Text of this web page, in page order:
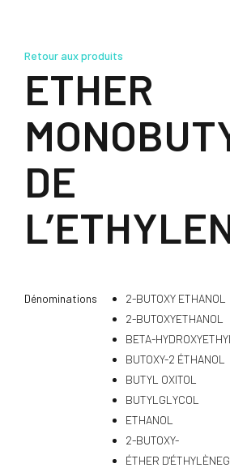
Retour aux produits
ETHER
DE
Dénominations
2-BUTOXY ETHANOL
2-BUTOXYETHANOL
BETA-
BUTOXY-2 ÉTHANOL
BUTYL OXITOL
BUTYLGLYCOL
ETHANOL
2-BUTOXY-
ÉTHER